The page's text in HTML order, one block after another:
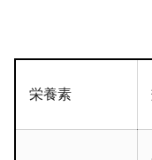
栄養素